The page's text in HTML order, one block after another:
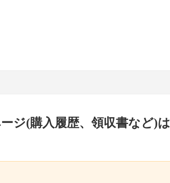
ジ(購入履歴、領収書など)は